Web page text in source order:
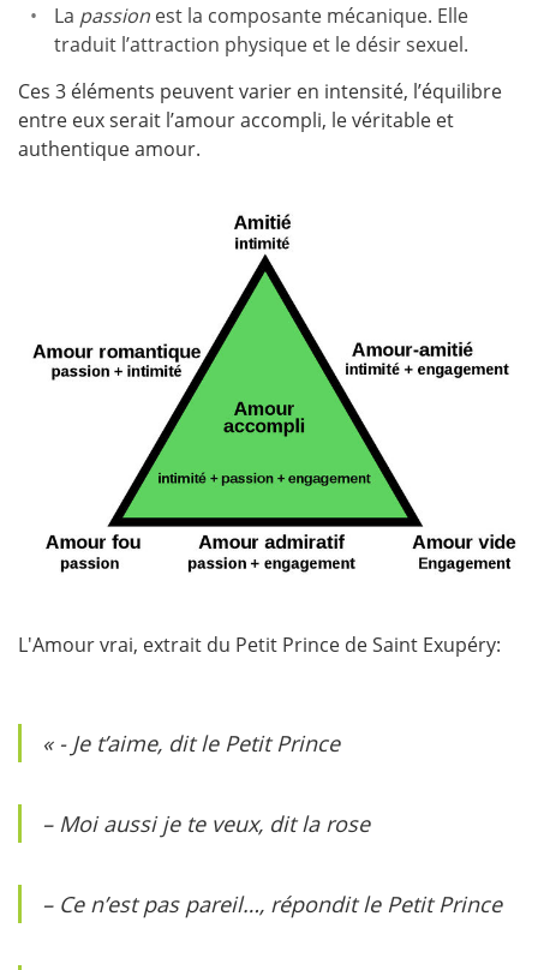
La passion est la composante mécanique. Elle
traduit l’attraction physique et le désir sexuel.
Ces 3 éléments peuvent varier en intensité, l’équilibre
entre eux serait l’amour accompli, le véritable et
authentique amour.
L'Amour vrai, extrait du Petit Prince de Saint Exupéry:
« - Je t’aime, dit le Petit Prince
– Moi aussi je te veux, dit la rose
– Ce n’est pas pareil…, répondit le Petit Prince